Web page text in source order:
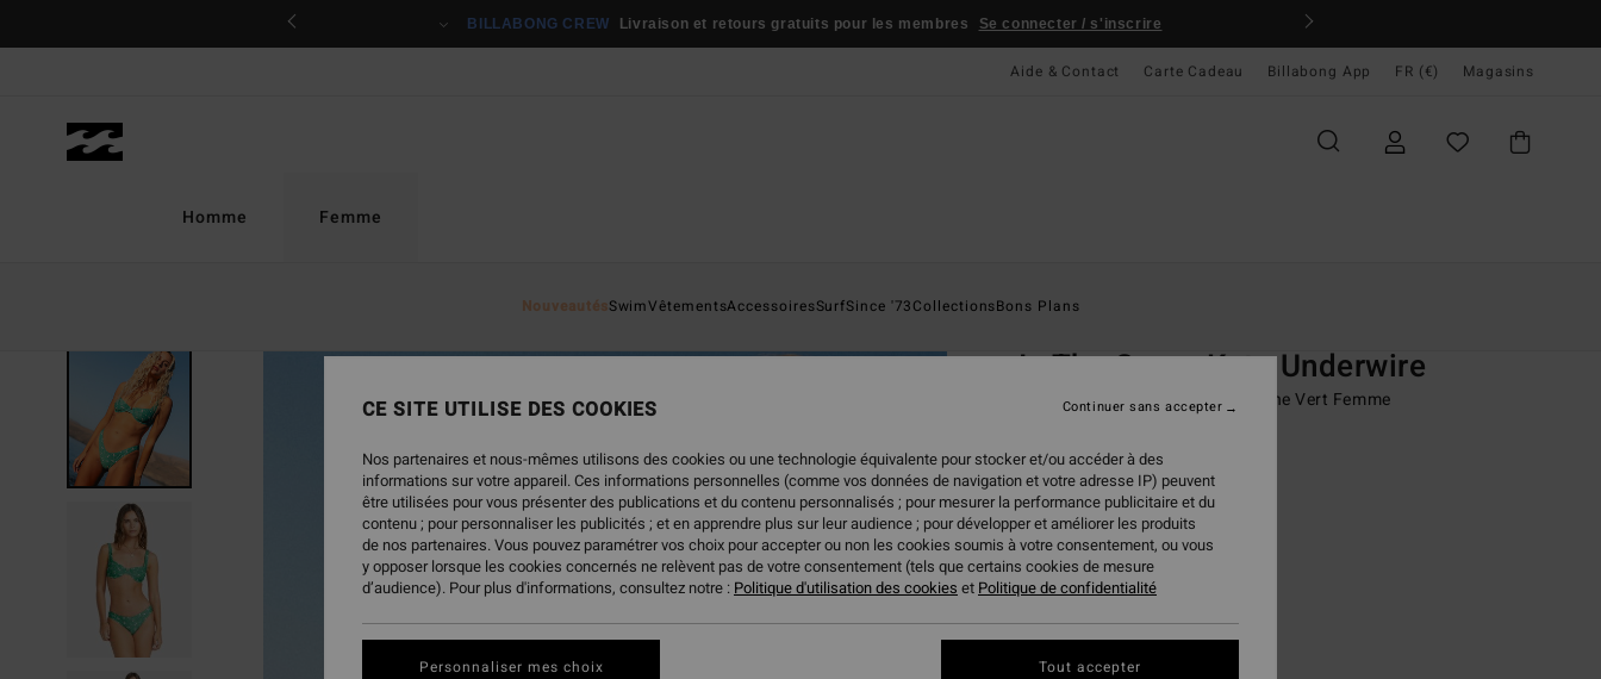
BILLABONG CREW Livraison et retours gratuits pour les membres Se connecter / s'inscrire
Aide & Contact Carte Cadeau Billabong App FR (€) Magasins
Homme Femme
NouveautésSwimVêtementsAccessoiresSurfSince '73CollectionsBons Plans
In The Green Kate Underwire
Haut de bikini couvrance moyenne Vert Femme
49,95 € 50%
24,98 €
BONS PLANS
CouleurIsland Green
CE SITE UTILISE DES COOKIES
Nos partenaires et nous-mêmes utilisons des cookies ou une technologie équivalente pour stocker et/ou accéder à des
informations sur votre appareil. Ces informations personnelles (comme vos données de navigation et votre adresse IP) peuvent
être utilisées pour vous présenter des publications et du contenu personnalisés ; pour mesurer la performance publicitaire et du
contenu ; pour personnaliser les publicités ; et en apprendre plus sur leur audience ; pour développer et améliorer les produits
de nos partenaires. Vous pouvez paramétrer vos choix pour accepter ou non les cookies soumis à votre consentement, ou vous
y opposer lorsque les cookies concernés ne relèvent pas de votre consentement (tels que certains cookies de mesure
d’audience). Pour plus d'informations, consultez notre : Politique d'utilisation des cookies et Politique de confidentialité
Personnaliser mes choix
Continuer sans accepter
Tout accepter